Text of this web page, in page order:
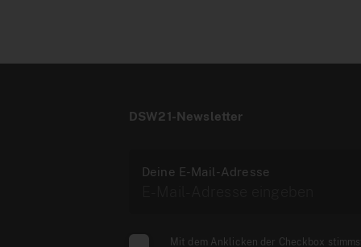
DSW21-Newsletter
Deine E-Mail-Adresse
Mit dem Anklicken der Checkbox